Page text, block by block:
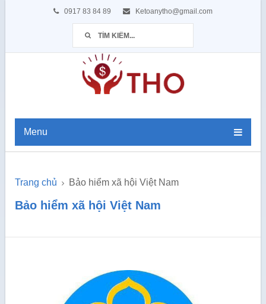
0917 83 84 89 Ketoanytho@gmail.com
Menu
Trang chủ Bảo hiểm xã hội Việt Nam
Bảo hiểm xã hội Việt Nam